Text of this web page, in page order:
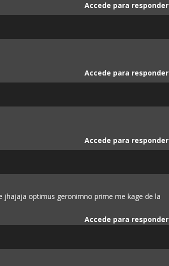
Accede para responder
Accede para responder
Accede para responder
optimus geronimno prime me kage de la
Accede para responder